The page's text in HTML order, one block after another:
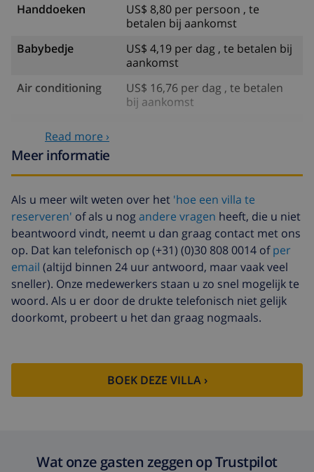
Handdoeken
US$ 8,80 per persoon , te
betalen bij aankomst
Babybedje
US$ 4,19 per dag , te betalen bij
aankomst
Air conditioning
US$ 16,76 per dag , te betalen
bij aankomst
bij aankomst
Extra beddengoed
US$ 17,59 per persoon , te
betalen bij aankomst
Extra handdoeken
US$ 8,80 per persoon , te
betalen bij aankomst
Late checkout
US$ 113,75
Extra
schoonmaak
gebaseerd op energie verbruik
(US$ 52,77/HOUR)
Read more ›
Meer informatie
Als u meer wilt weten over het 'hoe een villa te
reserveren' of als u nogandere vragen heeft, die u niet
beantwoord vindt, neemt u dan graag contact met ons
op. Dat kan telefonisch op (+31) (0)30 808 0014 ofper
email (altijd binnen 24 uur antwoord, maar vaak veel
sneller). Onze medewerkers staan u zo snel mogelijk te
woord. Als u er door de drukte telefonisch niet gelijk
doorkomt, probeert u het dan graag nogmaals.
BOEK DEZE VILLA ›
Wat onze gasten zeggen op Trustpilot